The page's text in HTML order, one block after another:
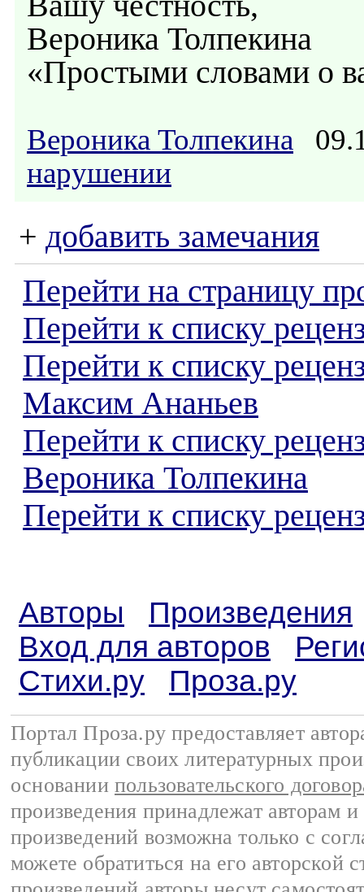
Вероника Толпекина
«Простыми словами о
Вероника Толпекина
нарушении
+ добавить замечания
Перейти на страницу
Перейти к списку
Перейти к списку
Максим Ананьев
Перейти к списку
Вероника Толпекина
Перейти к списку
Авторы
Произведения
Вход для авторов
Стихи.ру
Проза.ру
Портал Проза.ру предоставляет
публикации своих литературных
основании пользовательского
произведения принадлежат авторам
произведений возможна только с
можете обратиться на его авторской